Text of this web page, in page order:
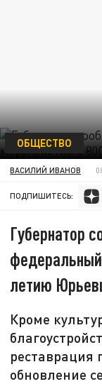
ОБЩЕСТВО
ВАСИЛИЙ ИВАНОВ
ПОДПИШИТЕСЬ:
Губернатор
летию
Кроме
реставрация
обновление